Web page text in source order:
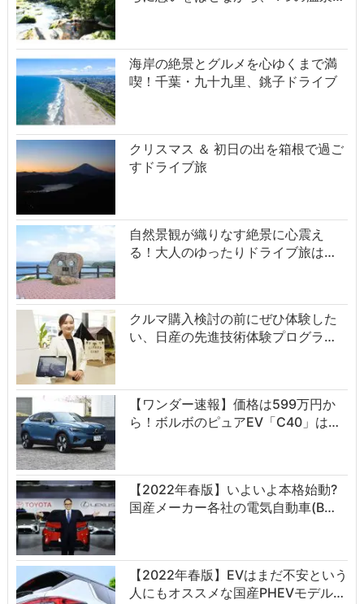
海岸の絶景とグルメを心ゆくまで満
喫！千葉・九十九里、銚子ドライブ
クリスマス ＆ 初日の出を箱根で過ご
すドライブ旅
自然景観が織りなす絶景に心震え
る！大人のゆったりドライブ旅は…
クルマ購入検討の前にぜひ体験した
い、日産の先進技術体験プログラ…
【ワンダー速報】価格は599万円か
ら！ボルボのピュアEV「C40」は…
【2022年春版】いよいよ本格始動?
国産メーカー各社の電気自動車(B…
【2022年春版】EVはまだ不安という
人にもオススメな国産PHEVモデル…